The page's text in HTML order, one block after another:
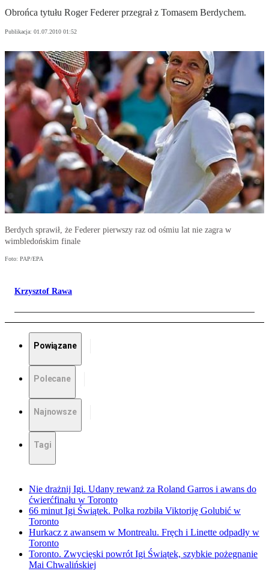
Obrońca tytułu Roger Federer przegrał z Tomasem Berdychem.
Publikacja: 01.07.2010 01:52
Berdych sprawił, że Federer pierwszy raz od ośmiu lat nie zagra w
wimbledońskim finale
Foto: PAP/EPA
Krzysztof Rawa
Powiązane
Polecane
Najnowsze
Tagi
Nie drażnij Igi. Udany rewanż za Roland Garros i awans do
ćwierćfinału w Toronto
66 minut Igi Świątek. Polka rozbiła Viktoriję Golubić w
Toronto
Hurkacz z awansem w Montrealu. Fręch i Linette odpadły w
Toronto
Toronto. Zwycięski powrót Igi Świątek, szybkie pożegnanie
Mai Chwalińskiej